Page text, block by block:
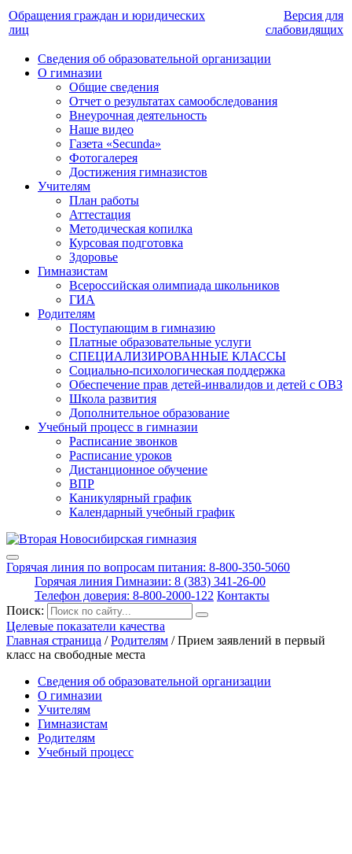
Обращения граждан и юридических
лиц
Версия для
слабовидящих
Сведения об образовательной организации
О гимназии
Общие сведения
Отчет о результатах самообследования
Внеурочная деятельность
Наше видео
Газета «Secunda»
Фотогалерея
Достижения гимназистов
Учителям
План работы
Аттестация
Методическая копилка
Курсовая подготовка
Здоровье
Гимназистам
Всероссийская олимпиада школьников
ГИА
Родителям
Поступающим в гимназию
Платные образовательные услуги
СПЕЦИАЛИЗИРОВАННЫЕ КЛАССЫ
Социально-психологическая поддержка
Обеспечение прав детей-инвалидов и детей с ОВЗ
Школа развития
Дополнительное образование
Учебный процесс в гимназии
Расписание звонков
Расписание уроков
Дистанционное обучение
ВПР
Каникулярный график
Календарный учебный график
Горячая линия по вопросам питания: 8-800-350-5060
Горячая линия Гимназии: 8 (383) 341-26-00
Телефон доверия: 8-800-2000-122 Контакты
Поиск:
Целевые показатели качества
Главная страница /Родителям /Прием заявлений в первый
класс на свободные места
Сведения об образовательной организации
О гимназии
Учителям
Гимназистам
Родителям
Учебный процесс